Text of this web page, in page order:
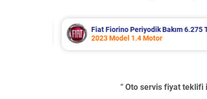
Skoda Octavia Periyodik Bakım
2021 Model 1.5 TSI e-Tec Motor
" Oto servis fiyat teklifi